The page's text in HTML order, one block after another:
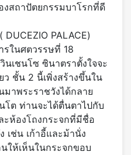
งสถาปัตยกรรมบาโรกที่ดี
PALACE)
ในศตวรรษที่ 18
เชนโซ ซินาตราตั้งใจจะ
ว ชั้น 2 นี้เพิ่งสร้างขึ้นใน
าพระราชวังได้กลาย
โต ท่านจะได้ตื่นตาไปกับ
ห้องโถงกระจกที่มีชื่อ
เช่น เก้าอี้และม้านั่ง
ให้เห็นในกระจกขอบ